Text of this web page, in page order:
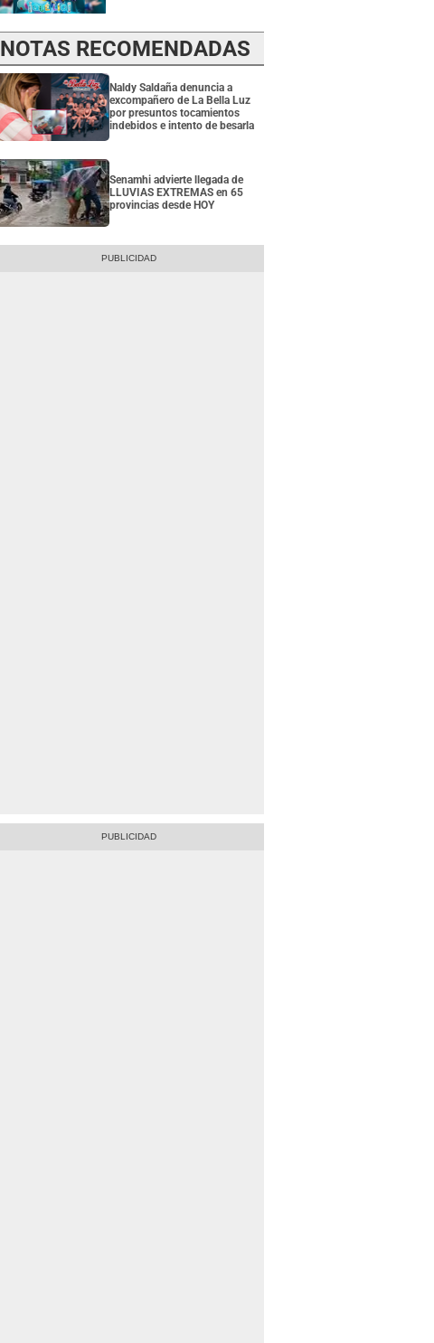
NOTAS RECOMENDADAS
Naldy Saldaña denuncia a
excompañero de La Bella Luz
por presuntos tocamientos
indebidos e intento de besarla
Senamhi advierte llegada de
LLUVIAS EXTREMAS en 65
provincias desde HOY